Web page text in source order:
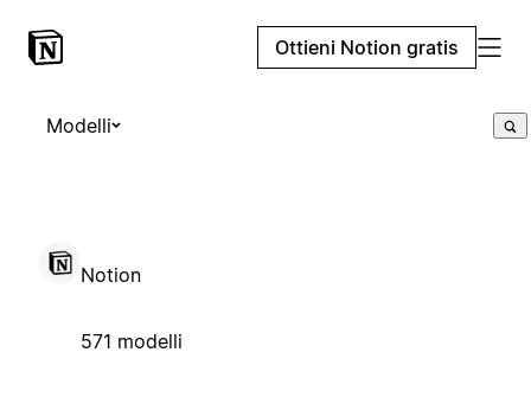
Ottieni Notion gratis
Modelli
Notion
571 modelli